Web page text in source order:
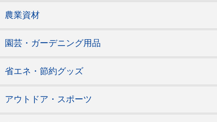
農業資材
園芸・ガーデニング用品
省エネ・節約グッズ
アウトドア・スポーツ